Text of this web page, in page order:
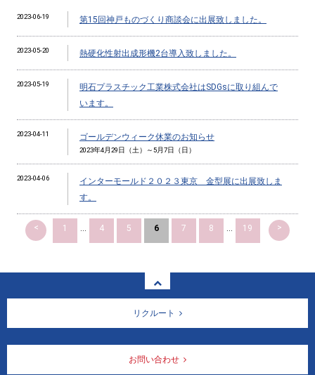
2023-06-19 第15回神戸ものづくり商談会に出展致しました。
2023-05-20 熱硬化性射出成形機2台導入致しました。
2023-05-19
明石プラスチック工業株式会社はSDGsに取り組んで
います。
2023-04-11 ゴールデンウィーク休業のお知らせ
2023年4月29日（土）～5月7日（日）
2023-04-06
インターモールド２０２３東京 金型展に出展致しま
す。
< 1 4 5 6 7 8 19 >
リクルート
お問い合わせ